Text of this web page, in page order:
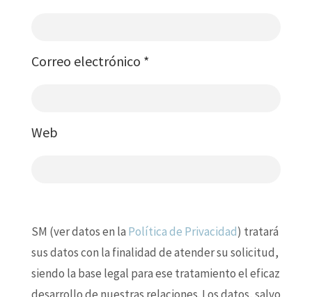
Correo electrónico *
Web
SM (ver datos en la Política de Privacidad) tratará
sus datos con la finalidad de atender su solicitud,
siendo la base legal para ese tratamiento el eficaz